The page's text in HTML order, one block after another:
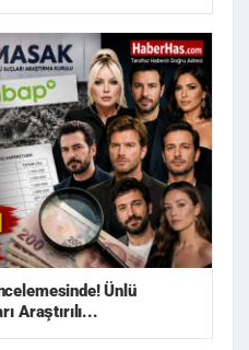
Ünlü
Araştırılı...